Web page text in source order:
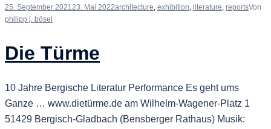
25. September 202123. Mai 2022architecture, exhibition, literature, reportsVon
philipp j. bösel
Die Türme
10 Jahre Bergische Literatur Performance Es geht ums
Ganze … www.dietürme.de am Wilhelm-Wagener-Platz 1
51429 Bergisch-Gladbach (Bensberger Rathaus) Musik: